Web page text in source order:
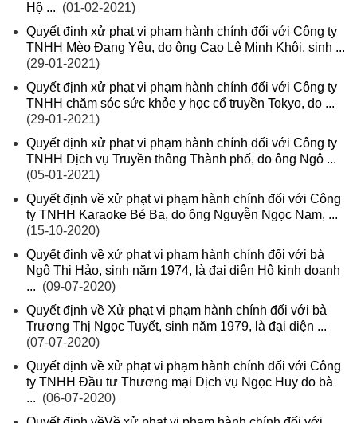
Hộ ... (01-02-2021)
Quyết định xử phạt vi phạm hành chính đối với Công ty
TNHH Mèo Đang Yêu, do ông Cao Lê Minh Khôi, sinh ...
(29-01-2021)
Quyết định xử phạt vi phạm hành chính đối với Công ty
TNHH chăm sóc sức khỏe y học cổ truyền Tokyo, do ...
(29-01-2021)
Quyết định xử phạt vi phạm hành chính đối với Công ty
TNHH Dịch vụ Truyền thông Thành phố, do ông Ngô ...
(05-01-2021)
Quyết định về xử phạt vi phạm hành chính đối với Công
ty TNHH Karaoke Bé Ba, do ông Nguyễn Ngọc Nam, ...
(15-10-2020)
Quyết định về xử phạt vi phạm hành chính đối với bà
Ngô Thị Hảo, sinh năm 1974, là đại diện Hộ kinh doanh
... (09-07-2020)
Quyết định về Xử phạt vi phạm hành chính đối với bà
Trương Thị Ngọc Tuyết, sinh năm 1979, là đại diện ...
(07-07-2020)
Quyết định về xử phạt vi phạm hành chính đối với Công
ty TNHH Đầu tư Thương mại Dịch vụ Ngọc Huy do bà
... (06-07-2020)